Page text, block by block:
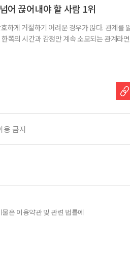
원이다. 박경하 한국노인인력개발원 선임연
어 끊어내야 할 사람 1위
하게 거절하기 어려운 경우가 많다. 관계를
쪽의 시간과 감정만 계속 소모되는 관계라
금지